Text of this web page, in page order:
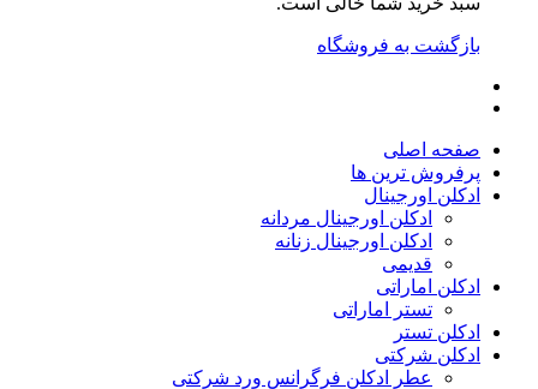
بازگشت به فروشگاه
صفحه اصلی
پرفروش ترین ها
ادکلن اورجینال
ادکلن اورجینال مردانه
ادکلن اورجینال زنانه
قدیمی
ادکلن اماراتی
تستر اماراتی
ادکلن تستر
ادکلن شرکتی
عطر ادکلن فرگرانس ورد شرکتی